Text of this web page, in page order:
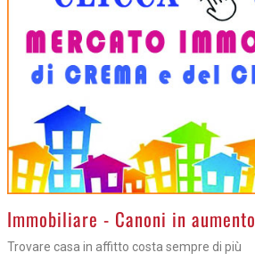
Immobiliare - Canoni in aumento
Trovare casa in affitto costa sempre di più